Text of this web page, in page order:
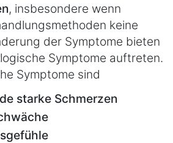
, insbesondere wenn
keine
der Symptome bieten
Symptome auftreten.
Symptome sind
starke Schmerzen